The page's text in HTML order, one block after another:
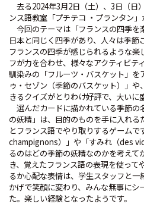
去る2024年3月2日（土）、3日（日
ンス語教室「プチテコ ・プランタン」
今回のテーマは「フランスの四季を
日本と同じく四季があり、人々は季節
フランスの四季が感じられるような
フが力を合わせ、様々なアクティビテ
馴染みの「フルーツ・バスケット」
ゥ・セゾン（季節のバスケット）」
きるクイズがとりわけ好評で、大いに
選んだカードに描かれている季節の
の妖精」は、目的のものを手に入れ
とフランス語でやり取りするゲームで
champignons）」や「すみれ（des
るのはどの季節の妖精なのかを考え
き、覚えたフランス語の表現を使って
るか心配な表情は、学生スタッフと
かげで笑顔に変わり、みんな無事に
た。楽しい経験となったようです。